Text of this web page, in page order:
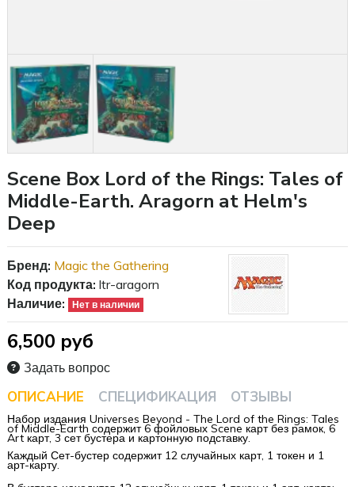
Scene Box Lord of the Rings: Tales of
Middle-Earth. Aragorn at Helm's
Deep
ОПИСАНИЕ СПЕЦИФИКАЦИЯ ОТЗЫВЫ
Набор издания Universes Beyond - The Lord of the Rings: Tales
of Middle-Earth содержит 6 фойловых Scene карт без рамок, 6
Art карт, 3 сет бустера и картонную подставку.
​Каждый Сет-бустер содержит 12 случайных карт, 1 токен и 1
арт-карту.
Бренд: Magic the Gathering
Код продукта: ltr-aragorn
Наличие:
Нет в наличии
6,500 руб
Задать вопрос